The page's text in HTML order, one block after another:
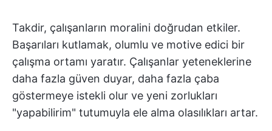
Takdir, çalışanların moralini doğrudan etkiler.
Başarıları kutlamak, olumlu ve motive edici bir
çalışma ortamı yaratır. Çalışanlar yeteneklerine
daha fazla güven duyar, daha fazla çaba
göstermeye istekli olur ve yeni zorlukları
"yapabilirim" tutumuyla ele alma olasılıkları artar.